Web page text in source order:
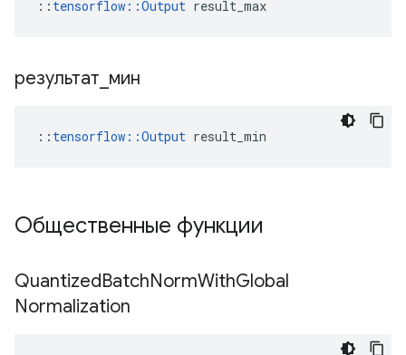
:: tensorflow::Output result_max
результат мин
:: tensorflow::Output result_min
Общественные функции
QuantizedBatchNormWithGlobal
Normalization